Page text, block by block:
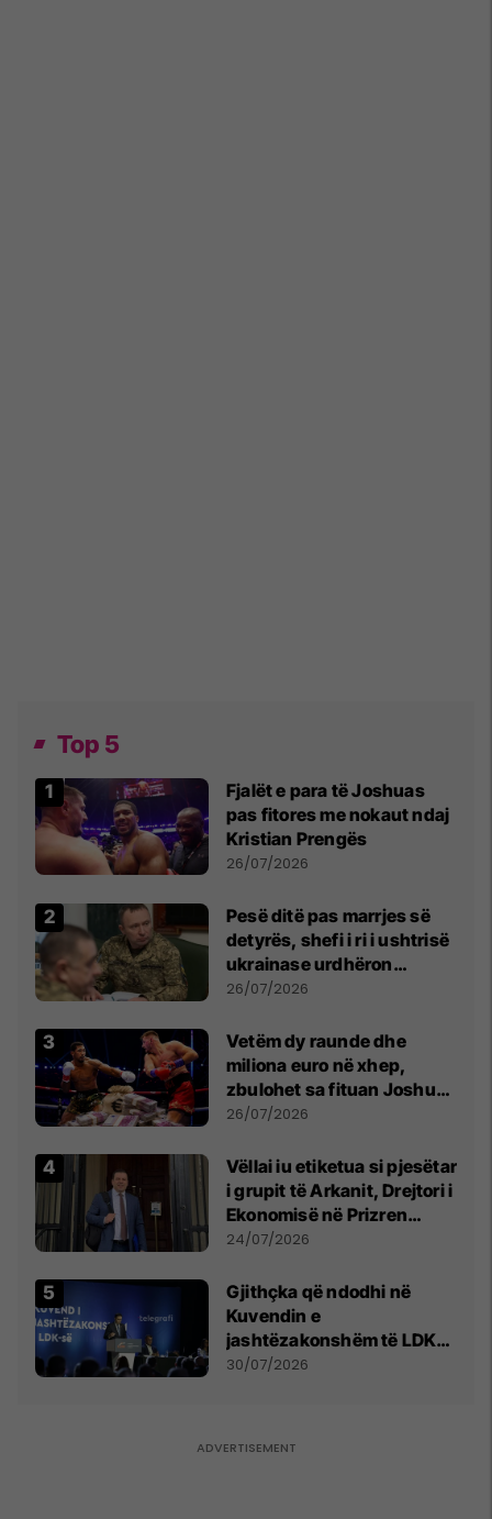
Top 5
Fjalët e para të Joshuas
pas fitores me nokaut ndaj
Kristian Prengës
26/07/2026
Pesë ditë pas marrjes së
detyrës, shefi i ri i ushtrisë
ukrainase urdhëron
kontroll të madh
26/07/2026
Vetëm dy raunde dhe
miliona euro në xhep,
zbulohet sa fituan Joshua
e Prenga
26/07/2026
Vëllai iu etiketua si pjesëtar
i grupit të Arkanit, Drejtori i
Ekonomisë në Prizren
mohon pretendimet
24/07/2026
Gjithçka që ndodhi në
Kuvendin e
jashtëzakonshëm të LDK-
së
30/07/2026